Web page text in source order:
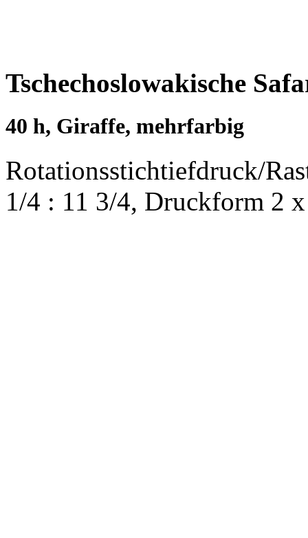
Tschechoslowakische
40 h, Giraffe, mehrfarbig
Rotationsstichtiefdruck/
1/4 : 11 3/4, Druckform 2